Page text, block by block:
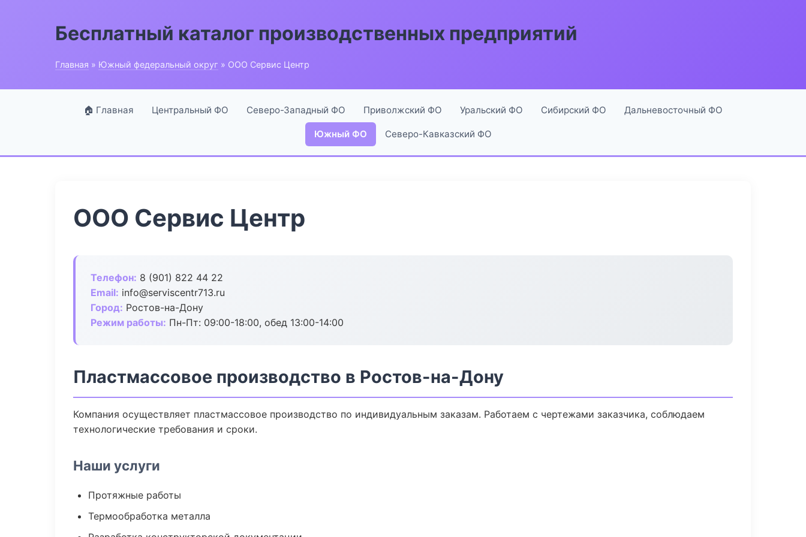
Бесплатный каталог производственных предприятий
Главная » Южный федеральный округ » ООО Сервис Центр
🏠 Главная Центральный ФО Северо-Западный ФО Приволжский ФО Уральский ФО Сибирский ФО Дальневосточный ФО
Южный ФО Северо-Кавказский ФО
ООО Сервис Центр
Телефон: 8 (901) 822 44 22
Email: info@serviscentr713.ru
Город: Ростов-на-Дону
Режим работы: Пн-Пт: 09:00-18:00, обед 13:00-14:00
Пластмассовое производство в Ростов-на-Дону
Компания осуществляет пластмассовое производство по индивидуальным заказам. Работаем с чертежами заказчика, соблюдаем
технологические требования и сроки.
Наши услуги
Протяжные работы
Термообработка металла